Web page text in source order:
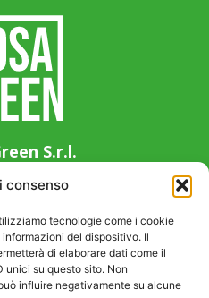
consenso
tecnologie come i cookie
del dispositivo. Il
di elaborare dati come il
unici su questo sito. Non
influire negativamente su alcune
S.r.l.
14, 33083 Chions (PN),
639411